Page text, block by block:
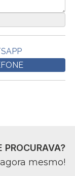
PROCURAVA?
mesmo!